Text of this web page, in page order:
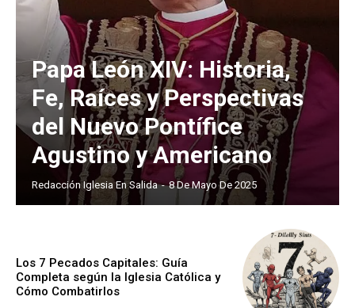
Papa León XIV: Historia,
Fe, Raíces y Perspectivas
del Nuevo Pontífice
Agustino y Americano
Redacción Iglesia En Salida - 8 De Mayo De 2025
Los 7 Pecados Capitales: Guía
Completa según la Iglesia Católica y
Cómo Combatirlos